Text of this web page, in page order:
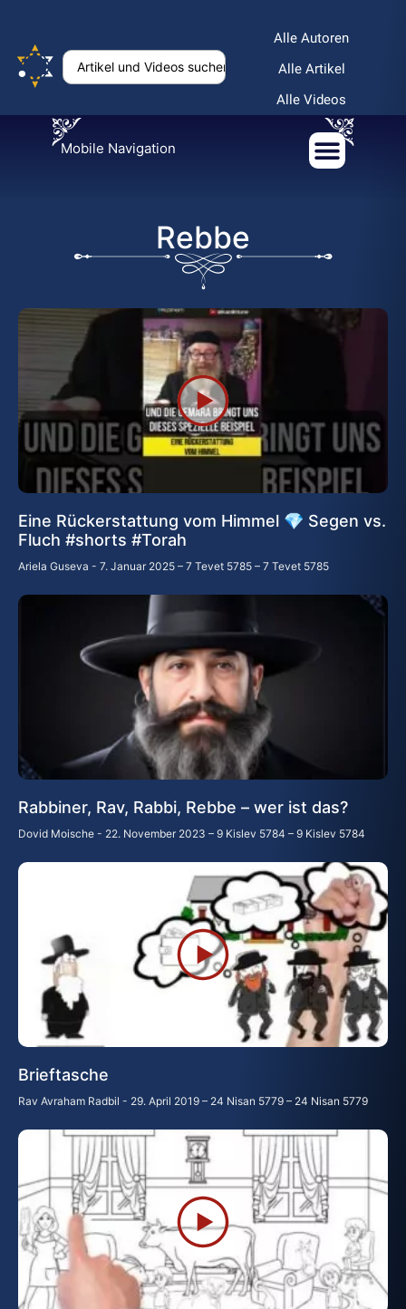
Alle Autoren
Alle Artikel
Alle Videos
Mobile Navigation
Rebbe
Eine Rückerstattung vom Himmel 💎 Segen vs.
Fluch #shorts #Torah
Ariela Guseva 7. Januar 2025 – 7 Tevet 5785 – 7 Tevet 5785
Rabbiner, Rav, Rabbi, Rebbe – wer ist das?
Dovid Moische 22. November 2023 – 9 Kislev 5784 – 9 Kislev 5784
Brieftasche
Rav Avraham Radbil 29. April 2019 – 24 Nisan 5779 – 24 Nisan 5779